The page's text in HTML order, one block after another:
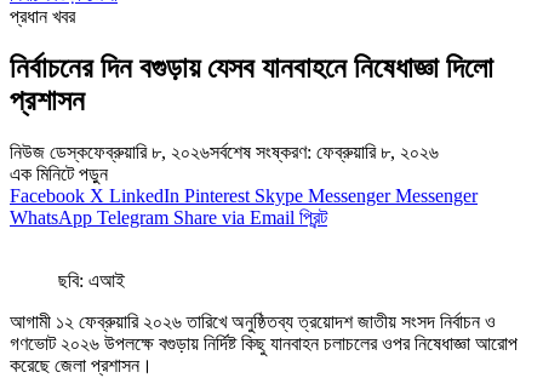
প্রধান খবর
নির্বাচনের দিন বগুড়ায় যেসব যানবাহনে নিষেধাজ্ঞা দিলো
প্রশাসন
নিউজ ডেস্কফেব্রুয়ারি ৮, ২০২৬সর্বশেষ সংষ্করণ: ফেব্রুয়ারি ৮, ২০২৬
এক মিনিটে পড়ুন
Facebook X LinkedIn Pinterest Skype Messenger Messenger
WhatsApp Telegram Share via Email প্রিন্ট
ছবি: এআই
আগামী ১২ ফেব্রুয়ারি ২০২৬ তারিখে অনুষ্ঠিতব্য ত্রয়োদশ জাতীয় সংসদ নির্বাচন ও
গণভোট ২০২৬ উপলক্ষে বগুড়ায় নির্দিষ্ট কিছু যানবাহন চলাচলের ওপর নিষেধাজ্ঞা আরোপ
করেছে জেলা প্রশাসন।